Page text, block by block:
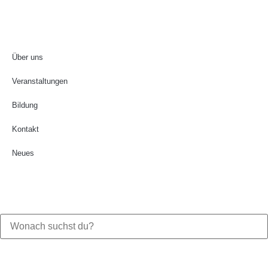
Über uns
Veranstaltungen
Bildung
Kontakt
Neues